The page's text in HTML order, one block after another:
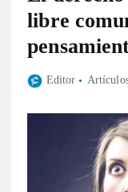
libre
Editor